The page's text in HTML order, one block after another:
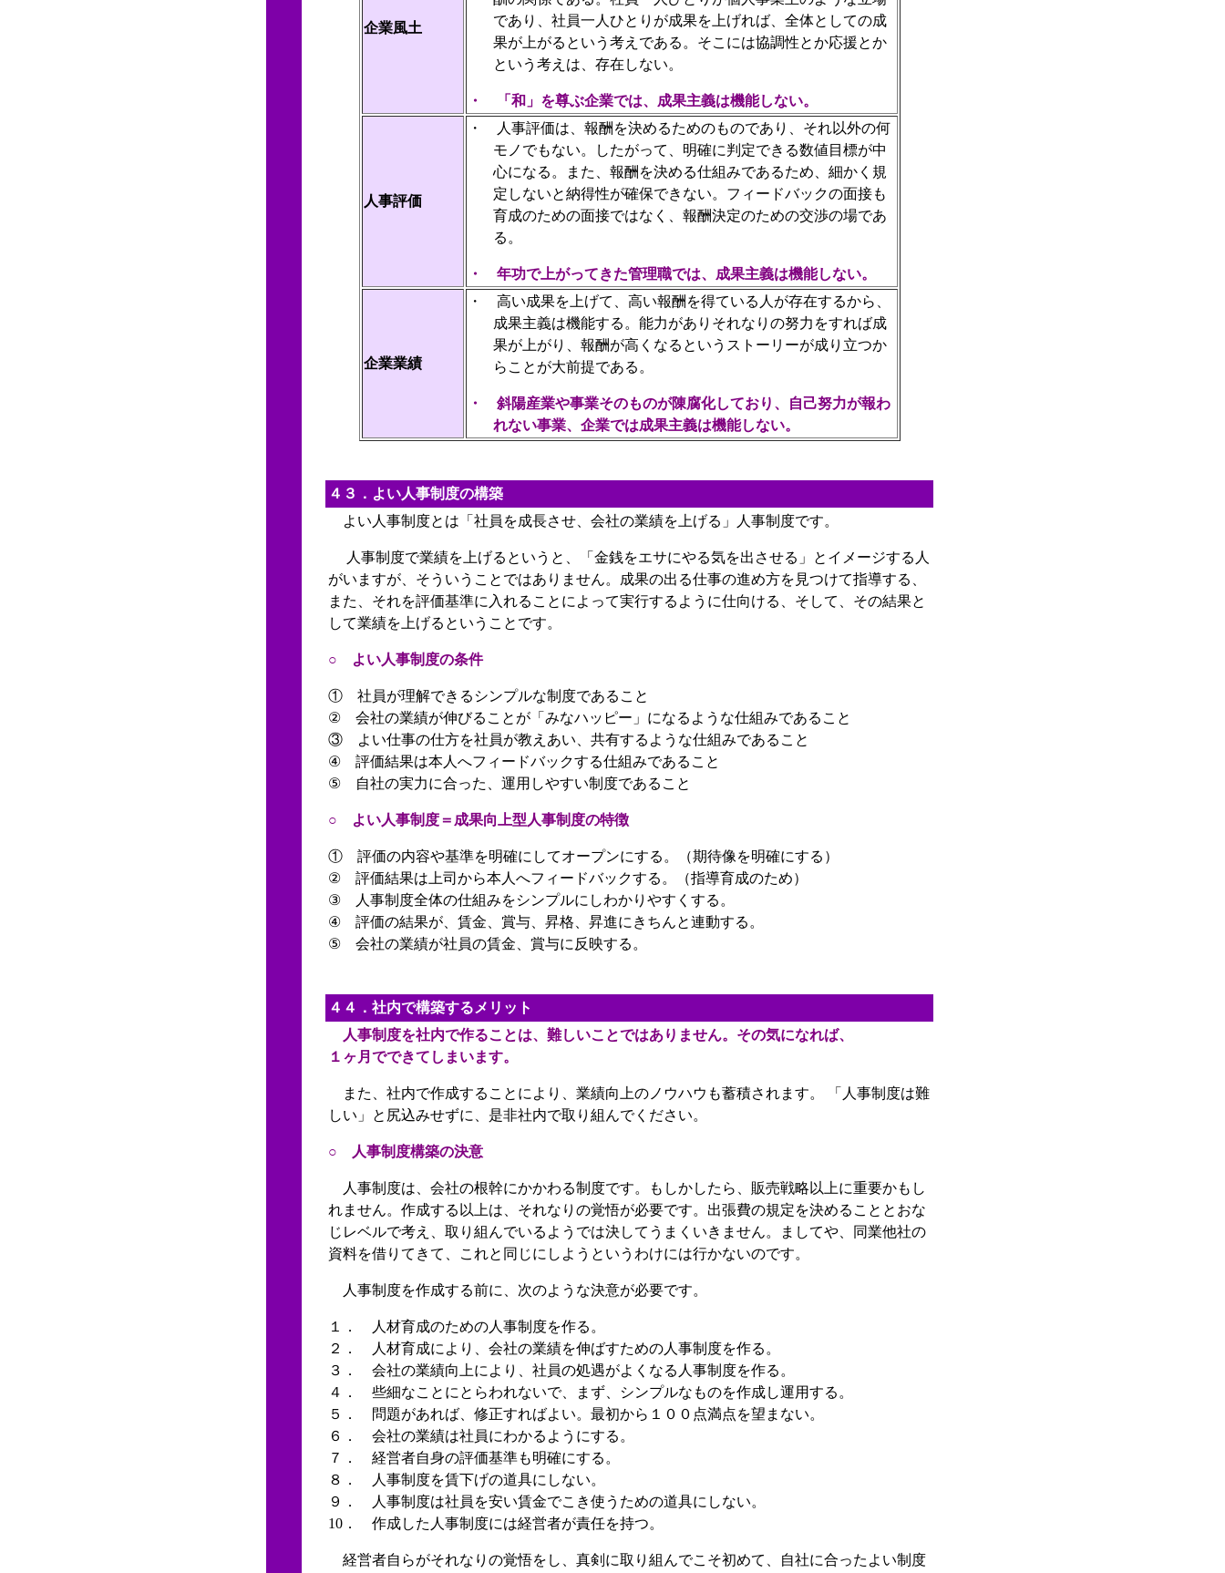
企業風土
であり、社員一人ひとりが成果を上げれば、全体としての成
果が上がるという考えである。そこには協調性とか応援とか
という考えは、存在しない。
・ 「和」を尊ぶ企業では、成果主義は機能しない。
人事評価
・
人事評価は、報酬を決めるためのものであり、それ以外の何
モノでもない。したがって、明確に判定できる数値目標が中
心になる。また、報酬を決める仕組みであるため、細かく規
定しないと納得性が確保できない。フィードバックの面接も
育成のための面接ではなく、報酬決定のための交渉の場であ
る。
・ 年功で上がってきた管理職では、成果主義は機能しない。
企業業績
・
高い成果を上げて、高い報酬を得ている人が存在するから、
成果主義は機能する。能力がありそれなりの努力をすれば成
果が上がり、報酬が高くなるというストーリーが成り立つか
らことが大前提である。
・ 斜陽産業や事業そのものが陳腐化しており、自己努力が報わ
れない事業、企業では成果主義は機能しない。
４３．よい人事制度の構築
よい人事制度とは「社員を成長させ、会社の業績を上げる」人事制度です。
人事制度で業績を上げるというと、「金銭をエサにやる気を出させる」とイメージする人
がいますが、そういうことではありません。成果の出る仕事の進め方を見つけて指導する、
また、それを評価基準に入れることによって実行するように仕向ける、そして、その結果と
して業績を上げるということです。
○ よい人事制度の条件
① 社員が理解できるシンプルな制度であること
② 会社の業績が伸びることが「みなハッピー」になるような仕組みであること
③ よい仕事の仕方を社員が教えあい、共有するような仕組みであること
④ 評価結果は本人へフィードバックする仕組みであること
⑤ 自社の実力に合った、運用しやすい制度であること
○ よい人事制度＝成果向上型人事制度の特徴
① 評価の内容や基準を明確にしてオープンにする。（期待像を明確にする）
② 評価結果は上司から本人へフィードバックする。（指導育成のため）
③ 人事制度全体の仕組みをシンプルにしわかりやすくする。
④ 評価の結果が、賃金、賞与、昇格、昇進にきちんと連動する。
⑤ 会社の業績が社員の賃金、賞与に反映する。
４４．社内で構築するメリット
人事制度を社内で作ることは、難しいことではありません。その気になれば、
１ヶ月でできてしまいます。
また、社内で作成することにより、業績向上のノウハウも蓄積されます。 「人事制度は難
しい」と尻込みせずに、是非社内で取り組んでください。
○ 人事制度構築の決意
人事制度は、会社の根幹にかかわる制度です。もしかしたら、販売戦略以上に重要かもし
れません。作成する以上は、それなりの覚悟が必要です。出張費の規定を決めることとおな
じレベルで考え、取り組んでいるようでは決してうまくいきません。ましてや、同業他社の
資料を借りてきて、これと同じにしようというわけには行かないのです。
人事制度を作成する前に、次のような決意が必要です。
１． 人材育成のための人事制度を作る。
２． 人材育成により、会社の業績を伸ばすための人事制度を作る。
３． 会社の業績向上により、社員の処遇がよくなる人事制度を作る。
４． 些細なことにとらわれないで、まず、シンプルなものを作成し運用する。
５． 問題があれば、修正すればよい。最初から１００点満点を望まない。
６． 会社の業績は社員にわかるようにする。
７． 経営者自身の評価基準も明確にする。
８． 人事制度を賃下げの道具にしない。
９． 人事制度は社員を安い賃金でこき使うための道具にしない。
10． 作成した人事制度には経営者が責任を持つ。
経営者自らがそれなりの覚悟をし、真剣に取り組んでこそ初めて、自社に合ったよい制度